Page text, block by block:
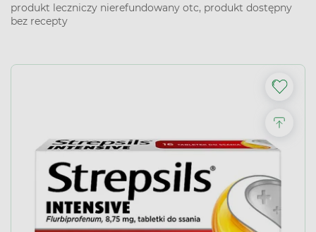
produkt leczniczy nierefundowany otc, produkt dostępny
bez recepty